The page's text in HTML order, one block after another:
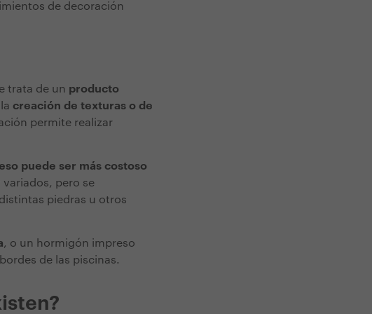
de decoración
trata de un producto
creación de texturas o de
permite realizar
puede ser más costoso
pero se
piedras u otros
, o un hormigón impreso
de las piscinas.